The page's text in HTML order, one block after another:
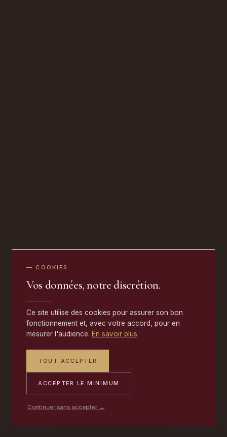
— COOKIES
Vos données, notre discrétion.
Ce site utilise des cookies pour assurer son bon
fonctionnement et, avec votre accord, pour en
mesurer l'audience. En savoir plus
TOUT ACCEPTER
ACCEPTER LE MINIMUM
Continuer sans accepter →